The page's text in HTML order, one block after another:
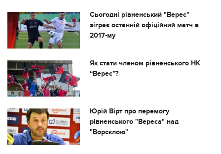
Сьогодні рівненський "Верес"
зіграє останній офіційний матч в
2017-му
Як стати членом рівненського НК
“Верес”?
Юрій Вірт про перемогу
рівненського "Вереса" над
"Ворсклою"